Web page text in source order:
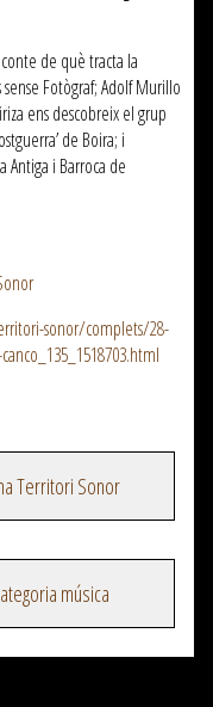
de què tracta la
Fotògraf; Adolf Murillo
ens descobreix el grup
de Boira; i
i Barroca de
sonor/complets/28-
Territori Sonor
música